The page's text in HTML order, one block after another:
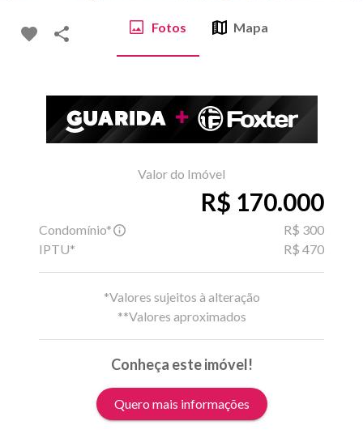
Fotos Mapa
Valor do Imóvel
R$ 170.000
Condomínio*
R$ 300
IPTU*
R$ 470
*Valores sujeitos à alteração
**Valores aproximados
Conheça este imóvel!
Quero mais informações